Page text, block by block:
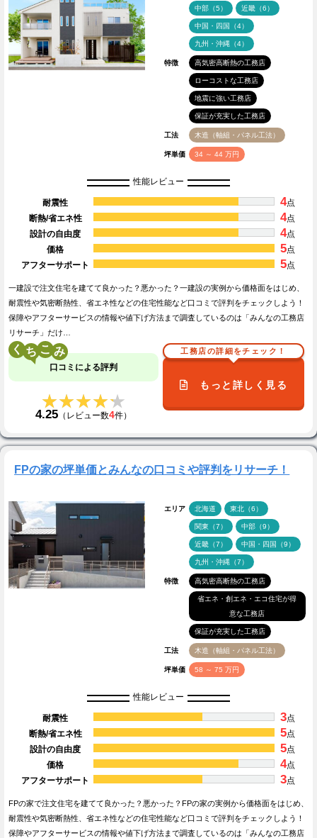
中部（5） 近畿（6）
中国・四国（4）
九州・沖縄（4）
特徴 高気密高断熱の工務店
ローコストな工務店
地震に強い工務店
保証が充実した工務店
工法 木造（軸組・パネル工法）
坪単価 34 ～ 44 万円
性能レビュー
耐震性 4点
断熱/省エネ性
4点
設計の自由度
4点
価格
5点
アフターサポート
5点
一建設で注文住宅を建てて良かった？悪かった？一建設の実例から価格面をはじめ、
耐震性や気密断熱性、省エネ性などの住宅性能など口コミで評判をチェックしよう！
保障やアフターサービスの情報や値下げ方法まで調査しているのは「みんなの工務店
リサーチ」だけ…
く こ
口コミによる評判
★★★★★
★★★★★
4.25 （レビュー数4件）
工務店の詳細をチェック！
もっと詳しく見る
FPの家の坪単価とみんなの口コミや評判をリサーチ！
エリア 北海道 東北（6）
関東（7） 中部（9）
近畿（7） 中国・四国（9）
九州・沖縄（7）
特徴 高気密高断熱の工務店
省エネ・創エネ・エコ住宅が得
意な工務店
保証が充実した工務店
工法 木造（軸組・パネル工法）
坪単価 58 ～ 75 万円
性能レビュー
耐震性 3点
断熱/省エネ性
5点
設計の自由度
5点
価格
4点
アフターサポート
3点
FPの家で注文住宅を建てて良かった？悪かった？FPの家の実例から価格面をはじめ、
耐震性や気密断熱性、省エネ性などの住宅性能など口コミで評判をチェックしよう！
保障やアフターサービスの情報や値下げ方法まで調査しているのは「みんなの工務店